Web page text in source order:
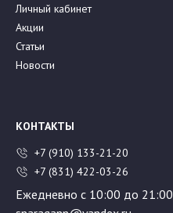
Личный кабинет
Акции
Статьи
Новости
КОНТАКТЫ
+7 (910) 133-21-20
+7 (831) 422-03-26
Ежедневно с 10:00 до 21:00